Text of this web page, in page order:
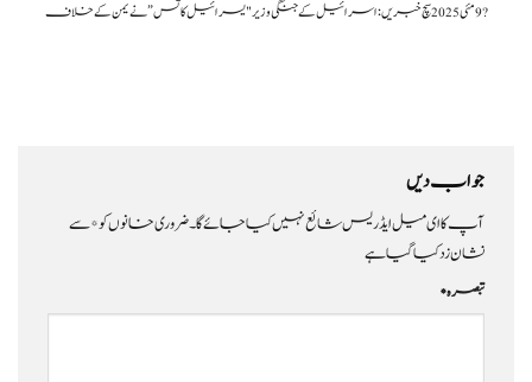
?️ 9 مئی 2025سچ خبریں: اسرائیل کے جنگی وزیر "یسرائیل کاتس” نے یمن کے خلاف
جواب دیں
آپ کا ای میل ایڈریس شائع نہیں کیا جائے گا۔ضروری خانوں کو*سے
نشان زد کیا گیا ہے
تبصرہ*